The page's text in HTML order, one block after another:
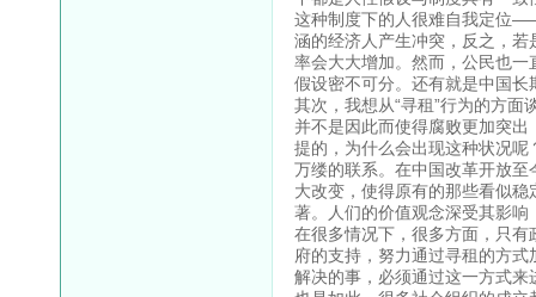
这种制度下的人很难自我定位
涵的经济人产生冲突，反之，
率会大大增加。然而，公民也
假设密不可分。还有就是中国长
其次，我想从“寻租”行为的方面
并不是因此而使得腐败更加突
提的，为什么会出现这种状况呢
万缕的联系。在中国改革开放
大改变，使得原有的那些看似
著。人们的价值观念深受其影
在很多情况下，很多方面，只
府的支持，努力通过寻租的方
解决的事，必须通过这一方式